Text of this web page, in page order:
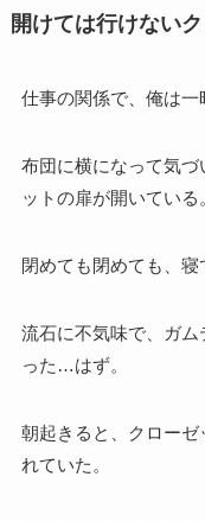
開けては行けない
仕事の関係で、俺は一
布団に横になって気
ットの扉が開いている
閉めても閉めても、寝
流石に不気味で、ガ
った…はず。
朝起きると、クロー
れていた。